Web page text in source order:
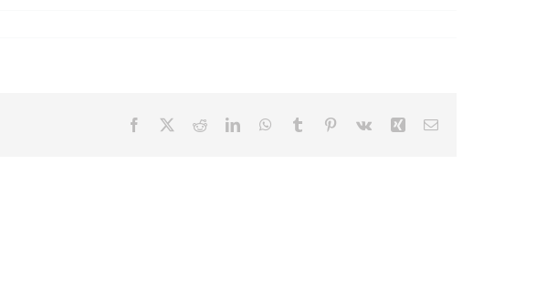
Facebook RedditLinkedInWhatsApp
Tumblr Pinterest
Vk Xing E-